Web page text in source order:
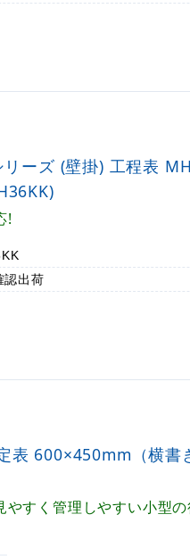
ーズ (壁掛) 工程表
!
認出荷
表 600×450mm（横書
やすく管理しやすい小型